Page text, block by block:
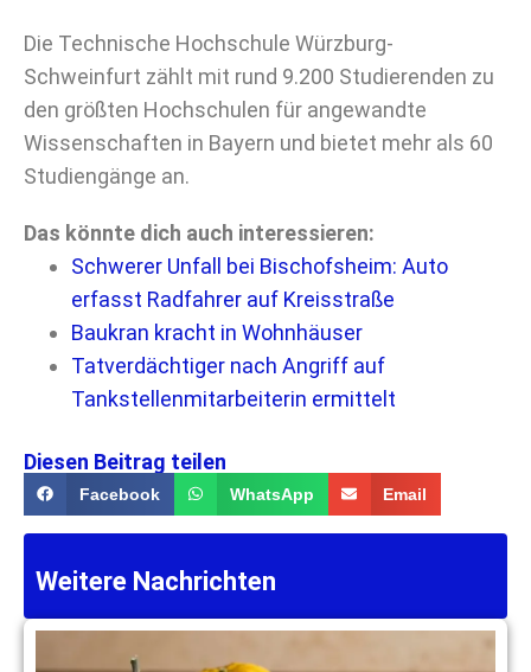
Die Technische Hochschule Würzburg-
Schweinfurt zählt mit rund 9.200 Studierenden zu
den größten Hochschulen für angewandte
Wissenschaften in Bayern und bietet mehr als 60
Studiengänge an.
Das könnte dich auch interessieren:
Schwerer Unfall bei Bischofsheim: Auto
erfasst Radfahrer auf Kreisstraße
Baukran kracht in Wohnhäuser
Tatverdächtiger nach Angriff auf
Tankstellenmitarbeiterin ermittelt
Diesen Beitrag teilen
Facebook WhatsApp Email
Weitere Nachrichten